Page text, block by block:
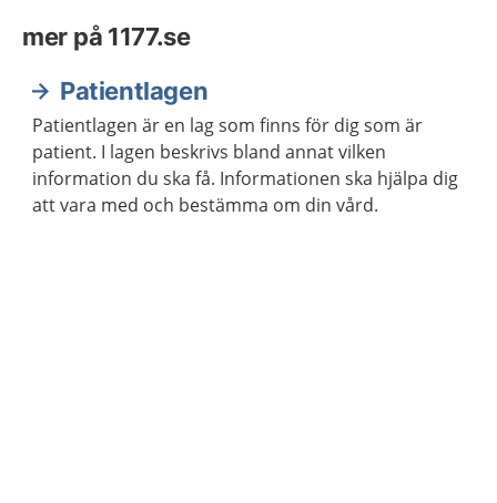
mer på 1177.se
Patientlagen
Patientlagen är en lag som finns för dig som är
patient. I lagen beskrivs bland annat vilken
information du ska få. Informationen ska hjälpa dig
att vara med och bestämma om din vård.